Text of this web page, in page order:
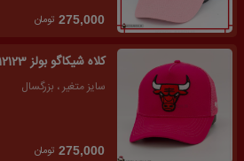
275,000 تومان
کلاه شیکاگو بولز 12123
سایز متغیر ، بزرگسال
275,000 تومان